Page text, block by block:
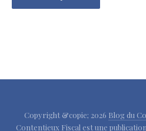
Copyright &copie; 2026 Blog du
Contentieux Fiscal est une